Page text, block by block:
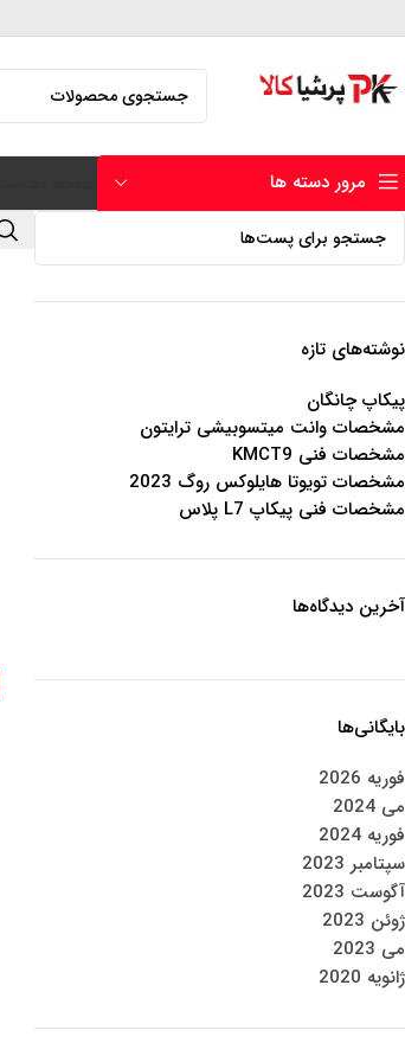
مرور دسته ها
نوشته‌های تازه
پیکاپ چانگان
مشخصات وانت میتسوبیشی ترایتون
مشخصات فنی KMCT9
مشخصات تویوتا هایلوکس روگ 2023
مشخصات فنی پیکاپ L7 پلاس
آخرین دیدگاه‌ها
بایگانی‌ها
فوریه 2026
می 2024
فوریه 2024
سپتامبر 2023
آگوست 2023
ژوئن 2023
می 2023
ژانویه 2020